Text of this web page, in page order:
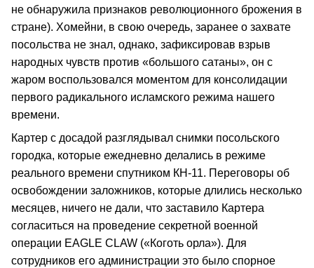
не обнаружила признаков революционного брожения в
стране). Хомейни, в свою очередь, заранее о захвате
посольства не знал, однако, зафиксировав взрыв
народных чувств против «большого сатаны», он с
жаром воспользовался моментом для консолидации
первого радикального исламского режима нашего
времени.
Картер с досадой разглядывал снимки посольского
городка, которые ежедневно делались в режиме
реального времени спутником КН-11. Переговоры об
освобождении заложников, которые длились несколько
месяцев, ничего не дали, что заставило Картера
согласиться на проведение секретной военной
операции EAGLE CLAW («Коготь орла»). Для
сотрудников его администрации это было спорное